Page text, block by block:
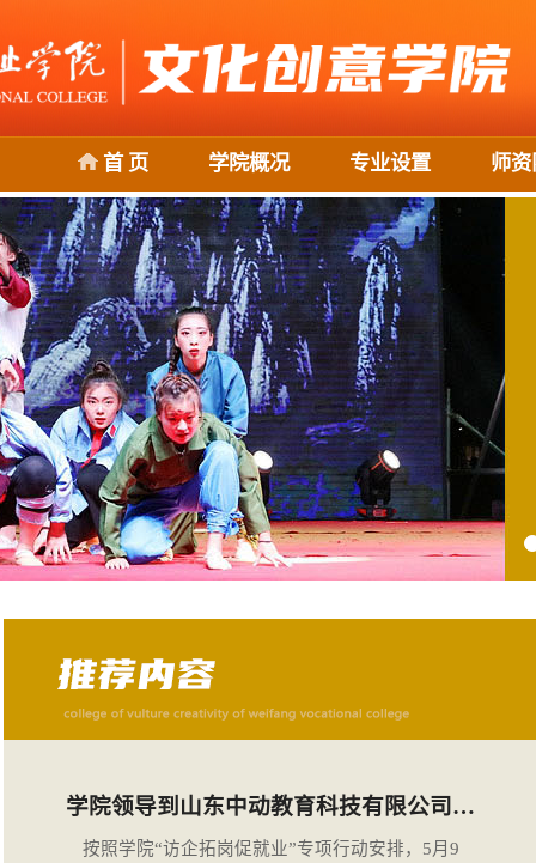
首 页 学院概况 专业设置 师
学院领导到山东中动教育科技有限公司…
按照学院“访企拓岗促就业”专项行动安排，5月9